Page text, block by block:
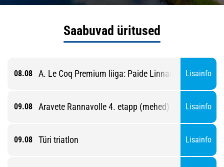
Saabuvad üritused
08.08 A. Le Coq Premium liiga: Paide Linnameeskond -
Lisainfo
09.08 Aravete Rannavolle 4. etapp (mehed) Lisainfo
09.08 Türi triatlon Lisainfo